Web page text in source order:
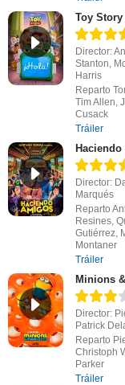
Toy Story
Director:
Stanton,
Harris
Reparto
Tim Allen,
Cusack
Tráiler
Director:
Marqués
Reparto
Resines,
Gutiérrez,
Montaner
Tráiler
Minions
Director:
Patrick
Reparto
Christoph
Parker
Tráiler